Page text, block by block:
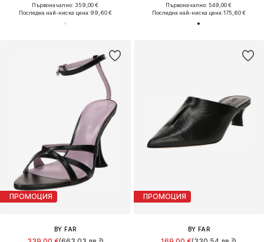
Първоначално: 359,00 €
Последна най-ниска цена:99,60 €
Първоначално: 549,00 €
Последна най-ниска цена:175,60 €
ПРОМОЦИЯ
BY FAR
ПРОМОЦИЯ
BY FAR